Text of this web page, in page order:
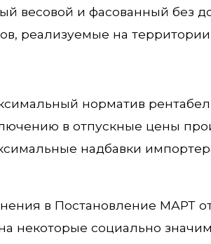
весовой и фасованный без
реализуемые на
норматив
в отпускные цены
надбавки
в Постановление МАРТ
некоторые социально